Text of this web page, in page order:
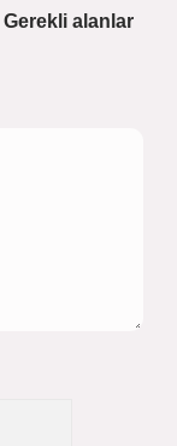
Gerekli alanlar